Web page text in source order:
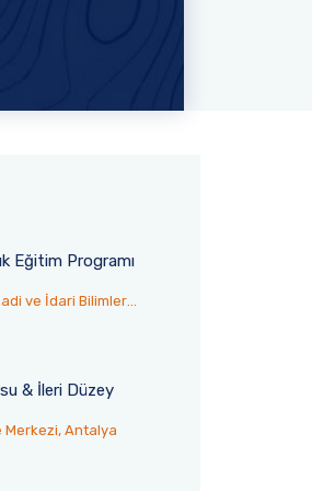
Akdeniz TÖMER’den 77
Eğitim Programı
& İleri Düzey
Merkezi, Antalya